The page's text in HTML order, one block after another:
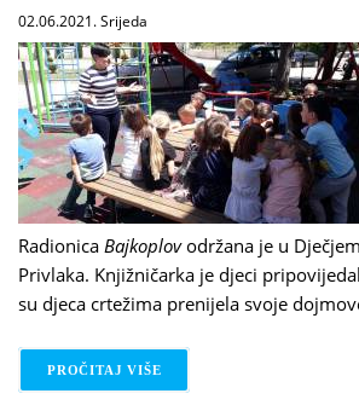
02.06.2021. Srijeda
Radionica Bajkoplovodržana je u
Privlaka. Knjižničarka je djeci
su djeca crtežima prenijela svoje
PROČITAJ VIŠE